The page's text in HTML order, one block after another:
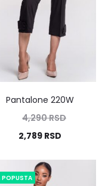
Pantalone 220W
4,290RSD
2,789 RSD